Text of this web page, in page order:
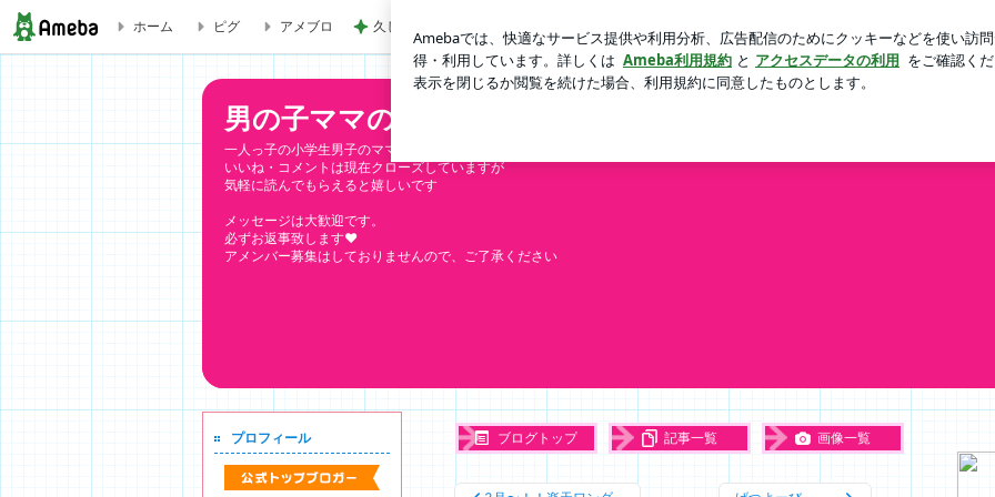
めちゃくちゃ可愛いトップス予約再販♡♡ | 男の子ママの日常と物欲美容ブログ❤︎
ホーム ピグ アメブロ 久しぶりに大満足したガチャガチャ
男の子ママの日常と物欲美容ブログ❤︎
一人っ子の小学生男子のママです♡
いいね・コメントは現在クローズしていますが
気軽に読んでもらえると嬉しいです
メッセージは大歓迎です。
必ずお返事致します❤︎
アメンバー募集はしておりませんので、ご了承ください
ブログトップ 記事一覧 画像一覧
プロフィール